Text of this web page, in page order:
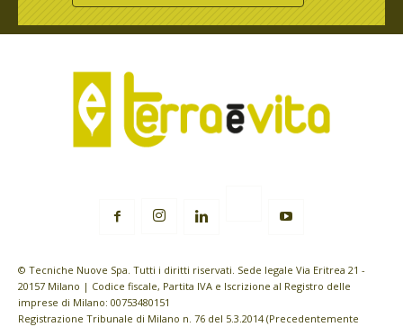
© Tecniche Nuove Spa. Tutti i diritti riservati. Sede legale Via Eritrea 21 -
20157 Milano | Codice fiscale, Partita IVA e Iscrizione al Registro delle
imprese di Milano: 00753480151
Registrazione Tribunale di Milano n. 76 del 5.3.2014 (Precedentemente